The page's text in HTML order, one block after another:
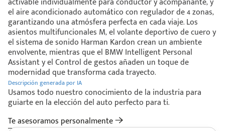
el aire acondicionado automático con regulador de 4 zonas,
garantizando una atmósfera perfecta en cada viaje. Los
asientos multifuncionales M, el volante deportivo de cuero y
el sistema de sonido Harman Kardon crean un ambiente
envolvente, mientras que el BMW Intelligent Personal
Assistant y el Control de gestos añaden un toque de
modernidad que transforma cada trayecto.
Descripción generada por IA
Usamos todo nuestro conocimiento de la industria para
guiarte en la elección del auto perfecto para ti.
Te asesoramos personalmente